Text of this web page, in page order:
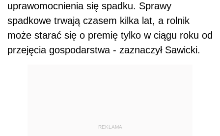
uprawomocnienia się spadku. Sprawy
spadkowe trwają czasem kilka lat, a rolnik
może starać się o premię tylko w ciągu roku od
przejęcia gospodarstwa - zaznaczył Sawicki.
REKLAMA